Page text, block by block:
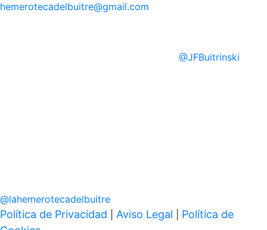
hemerotecadelbuitre@gmail.com
@JFBuitrinski
@lahemerotecadelbuitre
Política de Privacidad Aviso Legal
Política de